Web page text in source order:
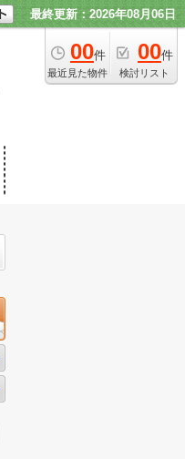
最終更新：2026年08月06日
00件
最近見た物件
00件
検討リスト